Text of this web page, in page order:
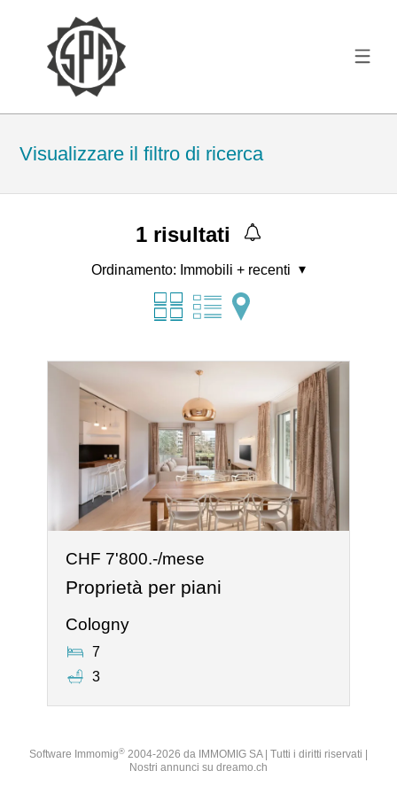
Visualizzare il filtro di ricerca
1risultati
Ordinamento: Immobili + recenti
CHF 7'800.-/mese
Proprietà per piani
Cologny
7
3
Software Immomig® 2004-2026 da IMMOMIG SA | Tutti i diritti riservati |
Nostri annunci su dreamo.ch